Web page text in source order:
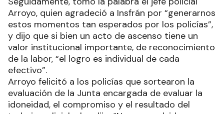
Arroyo, quien agradeció a Insfrán por “generarnos
estos momentos tan esperados por los policías”,
y dijo que si bien un acto de ascenso tiene un
valor institucional importante, de reconocimiento
de la labor, “el logro es individual de cada
efectivo”.
Arroyo felicitó a los policías que sortearon la
evaluación de la Junta encargada de evaluar la
idoneidad, el compromiso y el resultado del